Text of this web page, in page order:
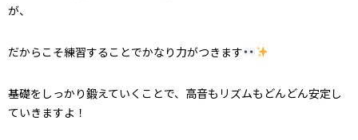
が、
だからこそ練習することでかなり力がつきます
基礎をしっかり鍛えていくことで、高音もリズムもどんどん安定し
ていきますよ！